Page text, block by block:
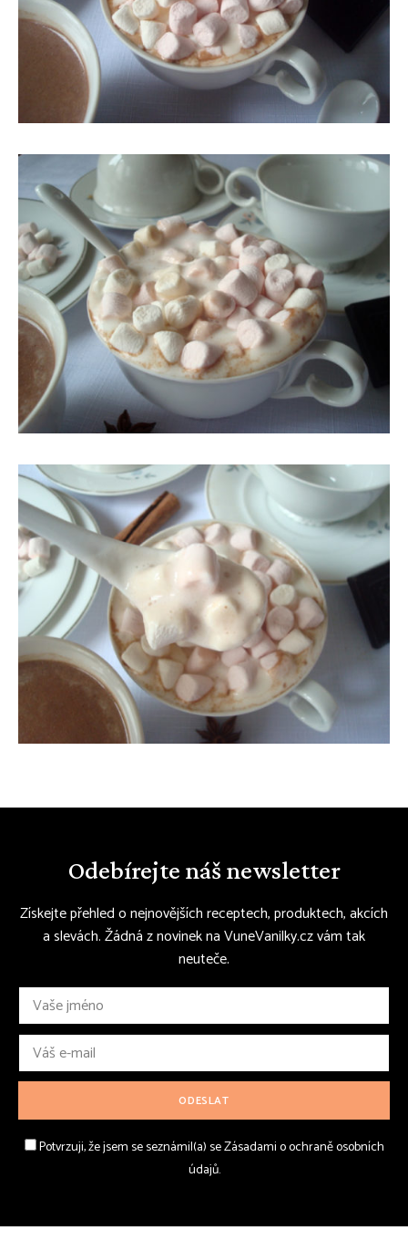
Odebírejte náš newsletter
Získejte přehled o nejnovějších receptech, produktech, akcích
a slevách. Žádná z novinek na VuneVanilky.cz vám tak
neuteče.
Potvrzuji, že jsem se seznámil(a) se Zásadami o ochraně osobních
údajů.